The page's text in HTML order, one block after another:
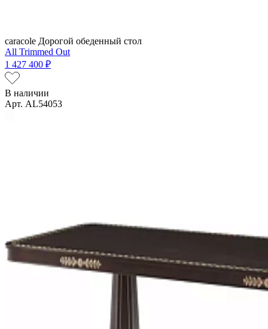
caracole Дорогой обеденный стол
All Trimmed Out
1 427 400 ₽
В наличии
Арт. AL54053